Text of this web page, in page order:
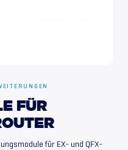
FÜR
für EX- und QFX-